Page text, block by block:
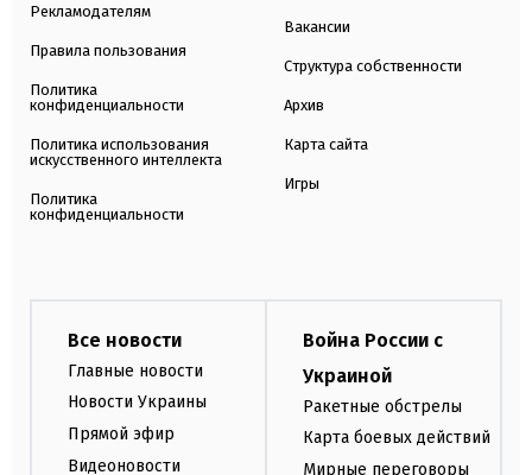
Рекламодателям
Правила пользования
Политика
конфиденциальности
Политика использования
искусственного интеллекта
Политика
конфиденциальности
Вакансии
Структура собственности
Архив
Карта сайта
Игры
Все новости
Главные новости
Новости Украины
Прямой эфир
Видеоновости
Война России с
Украиной
Ракетные обстрелы
Карта боевых действий
Мирные переговоры